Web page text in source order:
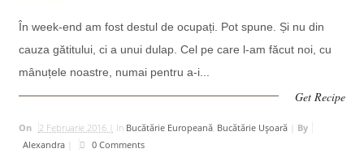
În week-end am fost destul de ocupați. Pot spune. Și nu din
cauza gătitului, ci a unui dulap. Cel pe care l-am făcut noi, cu
mânuțele noastre, numai pentru a-i...
Get Recipe
On 2 Februarie 2016 | In Bucătărie Europeană, Bucătărie Uşoară| By
Alexandra| 0 Comments